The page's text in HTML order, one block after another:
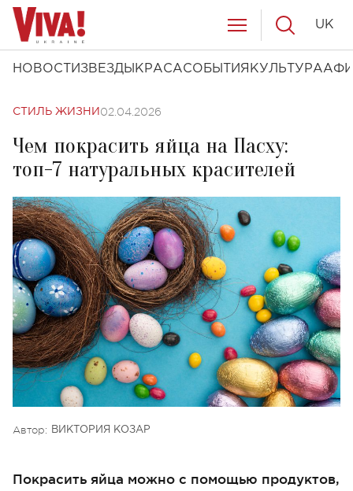
НОВОСТИ ЗВЕЗДЫ КРАСАСОБЫТИЯ КУЛЬТУРА
UK
СТИЛЬ ЖИЗНИ 02.04.2026
Чем покрасить яйца на Пасху:
топ-7 натуральных красителей
Автор: ВИКТОРИЯ КОЗАР
Покрасить яйца можно с помощью продуктов,